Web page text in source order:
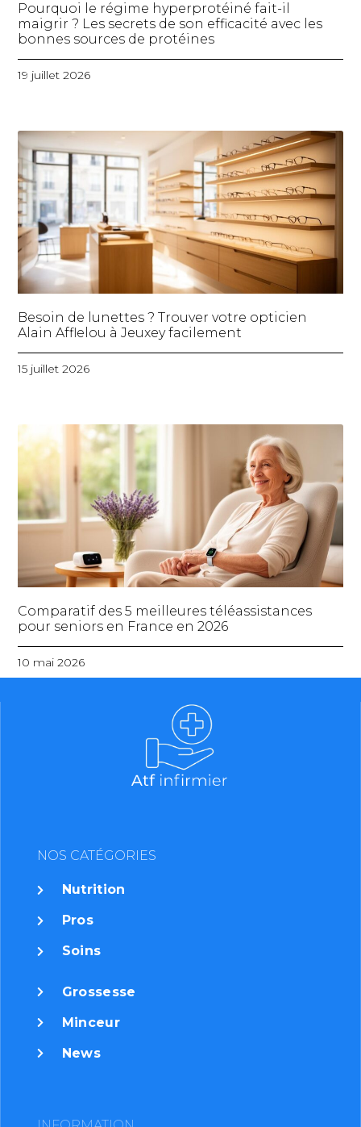
Pourquoi le régime hyperprotéiné fait-il
maigrir ? Les secrets de son efficacité avec les
bonnes sources de protéines
19 juillet 2026
Besoin de lunettes ? Trouver votre opticien
Alain Afflelou à Jeuxey facilement
15 juillet 2026
Comparatif des 5 meilleures téléassistances
pour seniors en France en 2026
10 mai 2026
NOS CATÉGORIES
Nutrition
Pros
Soins
Grossesse
Minceur
News